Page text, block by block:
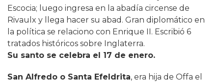
Escocia; luego ingresa en la abadía circense de
Rivaulx y llega hacer su abad. Gran diplomático en
la política se relaciono con Enrique II. Escribió 6
tratados históricos sobre Inglaterra.
Su santo se celebra el 17 de enero.
San Alfredo o Santa Efeldrita, era hija de Offa el